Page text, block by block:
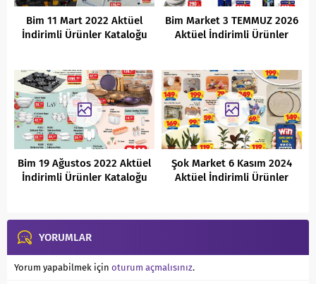
Bim 11 Mart 2022 Aktüel
İndirimli Ürünler Kataloğu
Bim Market 3 TEMMUZ 2026
Aktüel İndirimli Ürünler
Bim 19 Ağustos 2022 Aktüel
İndirimli Ürünler Kataloğu
Şok Market 6 Kasım 2024
Aktüel İndirimli Ürünler
YORUMLAR
Yorum yapabilmek için oturum açmalısınız.